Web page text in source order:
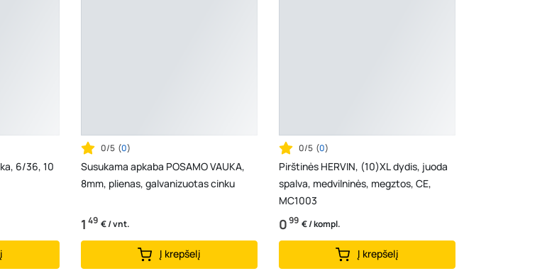
6/36, 10
0/5 (0)
Susukama apkaba POSAMO VAUKA,
8mm, plienas, galvanizuotas cinku
1 49 € / vnt.
Į krepšelį
0/5 (0)
Pirštinės HERVIN, (10)XL dydis, juoda
spalva, medvilninės, megztos, CE,
MC1003
099 € / kompl.
Į krepšelį